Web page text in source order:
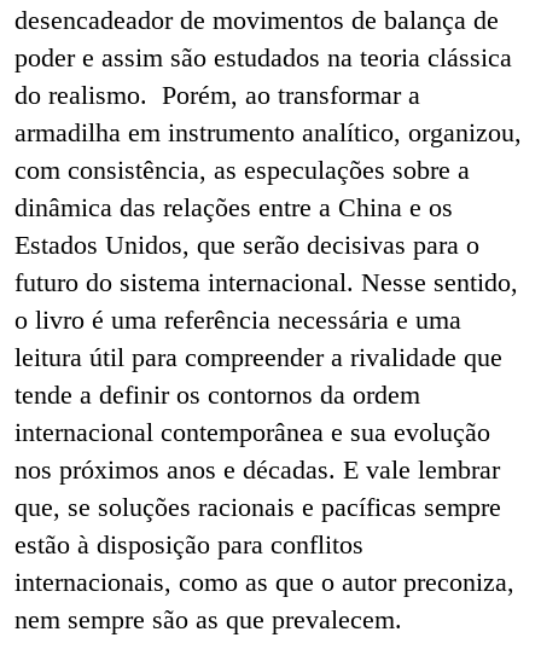
desencadeador de movimentos de balança de
poder e assim são estudados na teoria clássica
do realismo. Porém, ao transformar a
armadilha em instrumento analítico, organizou,
com consistência, as especulações sobre a
dinâmica das relações entre a China e os
Estados Unidos, que serão decisivas para o
futuro do sistema internacional. Nesse sentido,
o livro é uma referência necessária e uma
leitura útil para compreender a rivalidade que
tende a definir os contornos da ordem
internacional contemporânea e sua evolução
nos próximos anos e décadas. E vale lembrar
que, se soluções racionais e pacíficas sempre
estão à disposição para conflitos
internacionais, como as que o autor preconiza,
nem sempre são as que prevalecem.